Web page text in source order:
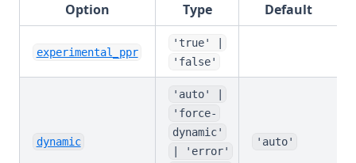
Option Type Default
experimental_ppr
'true' |
'false'
dynamic
'auto' |
'force-
dynamic'
| 'error'
'auto'